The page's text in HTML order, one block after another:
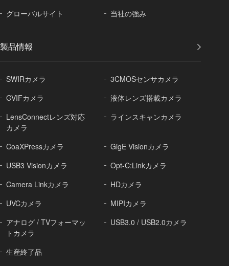
グローバルサイト 当社の強み
製品情報
SWIRカメラ
3CMOSセンサカメラ
GVIFカメラ
液体レンズ搭載カメラ
LensConnectレンズ対応
カメラ
ラインスキャンカメラ
CoaXPressカメラ
GigE Visionカメラ
USB3 Visionカメラ
Opt-C:Linkカメラ
Camera Linkカメラ
HDカメラ
UVCカメラ
MIPIカメラ
アナログ / TVフォーマッ
トカメラ
USB3.0 / USB2.0カメラ
生産終了品